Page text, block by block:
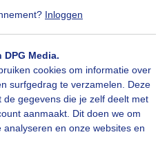
Inloggen
Media.
cookies om informatie over
surfgedrag te verzamelen. Deze
gegevens die je zelf deelt met
aanmaakt. Dit doen we om
en onze websites en